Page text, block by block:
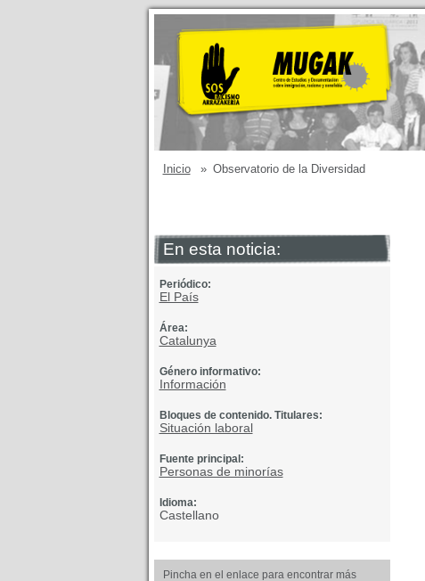
Inicio » Observatorio de la Diversidad
En esta noticia:
Periódico:
El País
Área:
Catalunya
Género informativo:
Información
Bloques de contenido. Titulares:
Situación laboral
Fuente principal:
Personas de minorías
Idioma:
Castellano
Pincha en el enlace para encontrar más